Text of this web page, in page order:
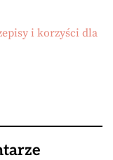
i korzyści dla